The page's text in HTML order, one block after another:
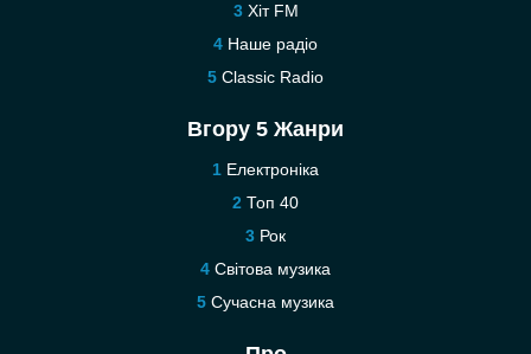
Хіт FM
Наше радіо
Classic Radio
Вгору 5 Жанри
Електроніка
Топ 40
Рок
Світова музика
Сучасна музика